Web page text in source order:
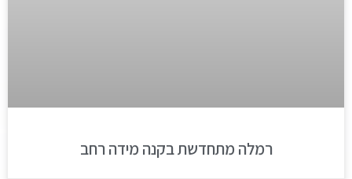
רמלה מתחדשת בקנה מידה רחב